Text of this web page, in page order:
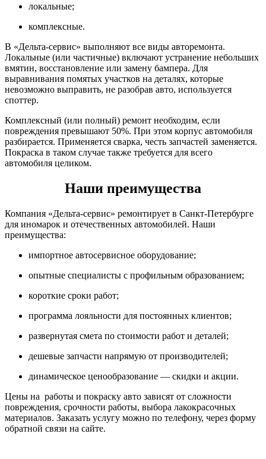
локальные;
комплексные.
В «Дельта-сервис» выполняют все виды авторемонта.
Локальные (или частичные) включают устранение небольших
вмятин, восстановление или замену бампера. Для
выравнивания помятых участков на деталях, которые
невозможно выправить, не разобрав авто, используется
споттер.
Комплексный (или полный) ремонт необходим, если
повреждения превышают 50%. При этом корпус автомобиля
разбирается. Применяется сварка, честь запчастей заменяется.
Покраска в таком случае также требуется для всего
автомобиля целиком.
Наши преимущества
Компания «Дельта-сервис» ремонтирует в Санкт-Петербурге
для иномарок и отечественных автомобилей. Наши
преимущества:
импортное автосервисное оборудование;
опытные специалисты с профильным образованием;
короткие сроки работ;
программа лояльности для постоянных клиентов;
развернутая смета по стоимости работ и деталей;
дешевые запчасти напрямую от производителей;
динамическое ценообразование — скидки и акции.
Цены на работы и покраску авто зависят от сложности
повреждения, срочности работы, выбора лакокрасочных
материалов. Заказать услугу можно по телефону, через форму
обратной связи на сайте.